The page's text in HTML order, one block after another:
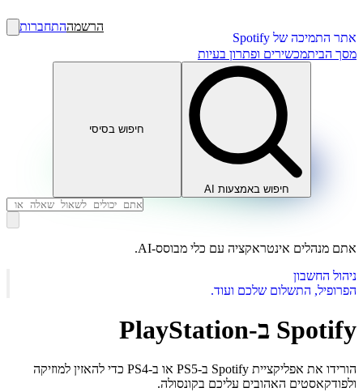
אתר התמיכה של Spotify
הרשמההתחברות
מסך הביתמכשירים ופתרון בעיות
חיפוש באמצעות AI
חיפוש בסיסי
אתם מנהלים אינטראקציה עם כלי מבוסס-AI.
ניהול החשבון
הפרופיל, התשלום שלכם ועוד.
Spotify ב-PlayStation
הורידו את אפליקציית Spotify ב-PS5 או ב-PS4 כדי להאזין למוזיקה
ולפודקאסטים האהובים עליכם בקונסולה.